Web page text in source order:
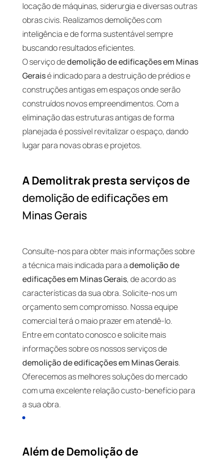
locação de máquinas, siderurgia e diversas outras
obras civis. Realizamos demolições com
inteligência e de forma sustentável sempre
buscando resultados eficientes.
O serviço dedemolição de edificações em Minas
Geraisé indicado para a destruição de prédios e
construções antigas em espaços onde serão
construídos novos empreendimentos. Com a
eliminação das estruturas antigas de forma
planejada é possível revitalizar o espaço, dando
lugar para novas obras e projetos.
A Demolitrak presta serviços de
demolição de edificações em
Minas Gerais
Consulte-nos para obter mais informações sobre
a técnica mais indicada para ademolição de
edificações em Minas Gerais, de acordo as
características da sua obra. Solicite-nos um
orçamento sem compromisso. Nossa equipe
comercial terá o maio prazer em atendê-lo.
Entre em contato conosco e solicite mais
informações sobre os nossos serviços de
demolição de edificações em Minas Gerais.
Oferecemos as melhores soluções do mercado
com uma excelente relação custo-benefício para
a sua obra.
Além de Demolição de